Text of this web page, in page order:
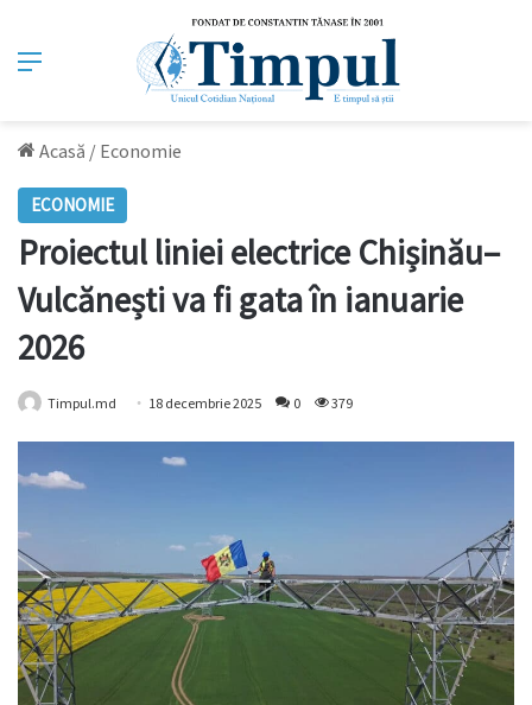
Meniu
Acasă / Economie
ECONOMIE
Proiectul liniei electrice Chișinău–
Vulcănești va fi gata în ianuarie
2026
Timpul.md 18 decembrie 2025 0 379